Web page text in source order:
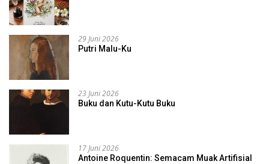
29 Juni 2026
Putri Malu-Ku
23 Juni 2026
Buku dan Kutu-Kutu Buku
17 Juni 2026
Antoine Roquentin: Semacam Muak Artifisial